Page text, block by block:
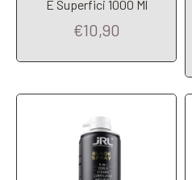
E Superfici 1000 Ml
€10,90
Add to Cart